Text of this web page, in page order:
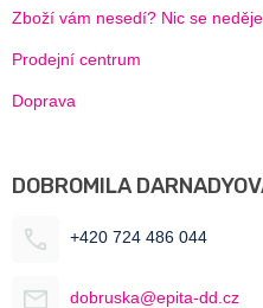
Zboží vám nesedí? Nic se neděje
Prodejní centrum
Doprava
DOBROMILA
+420 724 486 044
dobruska@epita-dd.cz